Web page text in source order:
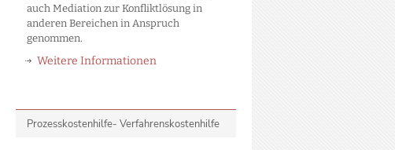
auch Mediation zur Konfliktlösung in
anderen Bereichen in Anspruch
genommen.
Weitere Informationen
Prozesskostenhilfe- Verfahrenskostenhilfe